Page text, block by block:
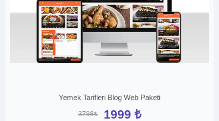
Yemek Tarifleri Blog Web Paketi
3798₺ 1999 ₺